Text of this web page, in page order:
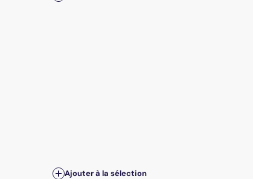
Ajouter à la sélection